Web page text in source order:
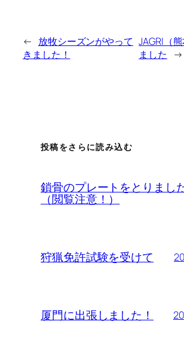
← 放牧シーズンがやって
きました！
JAGRI（
ました
→
投稿をさらに読み込む
鎖骨のプレートをとりまし
（閲覧注意！）
狩猟免許試験を受けて
厦門に出張しました！